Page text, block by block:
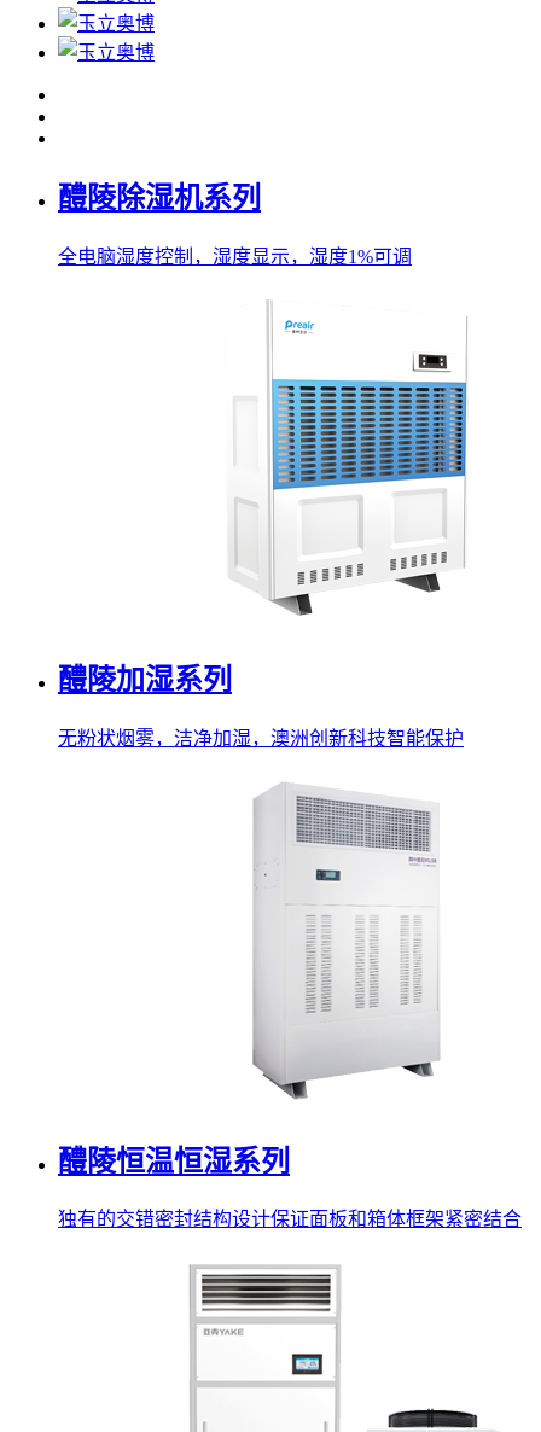
醴陵除湿机系列
全电脑湿度控制，湿度显示，湿度1%可调
醴陵加湿系列
无粉状烟雾，洁净加湿，澳洲创新科技智能保护
醴陵恒温恒湿系列
独有的交错密封结构设计保证面板和箱体框架紧密结合